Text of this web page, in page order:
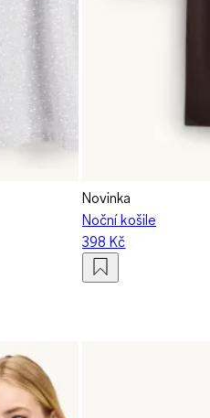
Novinka
Noční košile
398 Kč